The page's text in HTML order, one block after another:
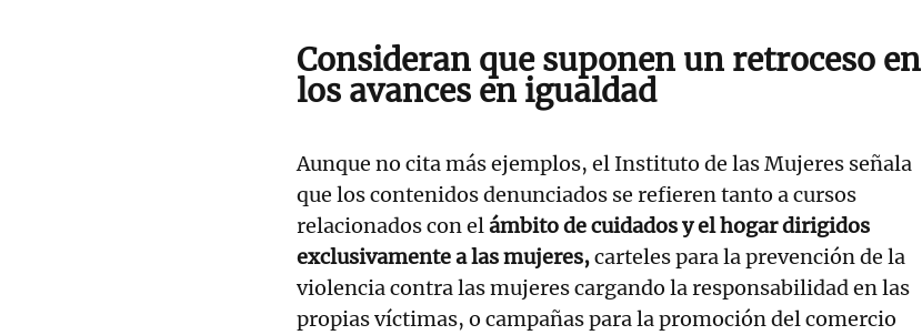
Consideran que suponen un retroceso en
los avances en igualdad
Aunque no cita más ejemplos, el Instituto de las Mujeres señala
que los contenidos denunciados se refieren tanto a cursos
relacionados con elámbito de cuidados y el hogar dirigidos
exclusivamente a las mujeres,carteles para la prevención de la
violencia contra las mujeres cargando la responsabilidad en las
propias víctimas, o campañas para la promoción del comercio